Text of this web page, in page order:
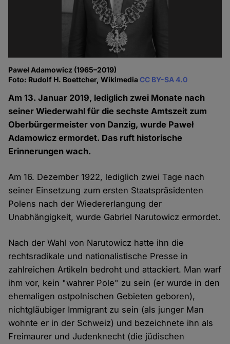
Paweł Adamowicz (1965–2019)
Foto: Rudolf H. Boettcher, WikimediaCC BY-SA 4.0
Am 13. Januar 2019, lediglich zwei Monate nach
seiner Wiederwahl für die sechste Amtszeit zum
Oberbürgermeister von Danzig, wurde Paweł
Adamowicz ermordet. Das ruft historische
Erinnerungen wach.
Am 16. Dezember 1922, lediglich zwei Tage nach
seiner Einsetzung zum ersten Staatspräsidenten
Polens nach der Wiedererlangung der
Unabhängigkeit, wurde Gabriel Narutowicz ermordet.
Nach der Wahl von Narutowicz hatte ihn die
rechtsradikale und nationalistische Presse in
zahlreichen Artikeln bedroht und attackiert. Man warf
ihm vor, kein "wahrer Pole" zu sein (er wurde in den
ehemaligen ostpolnischen Gebieten geboren),
nichtgläubiger Immigrant zu sein (als junger Man
wohnte er in der Schweiz) und bezeichnete ihn als
Freimaurer und Judenknecht (die jüdischen